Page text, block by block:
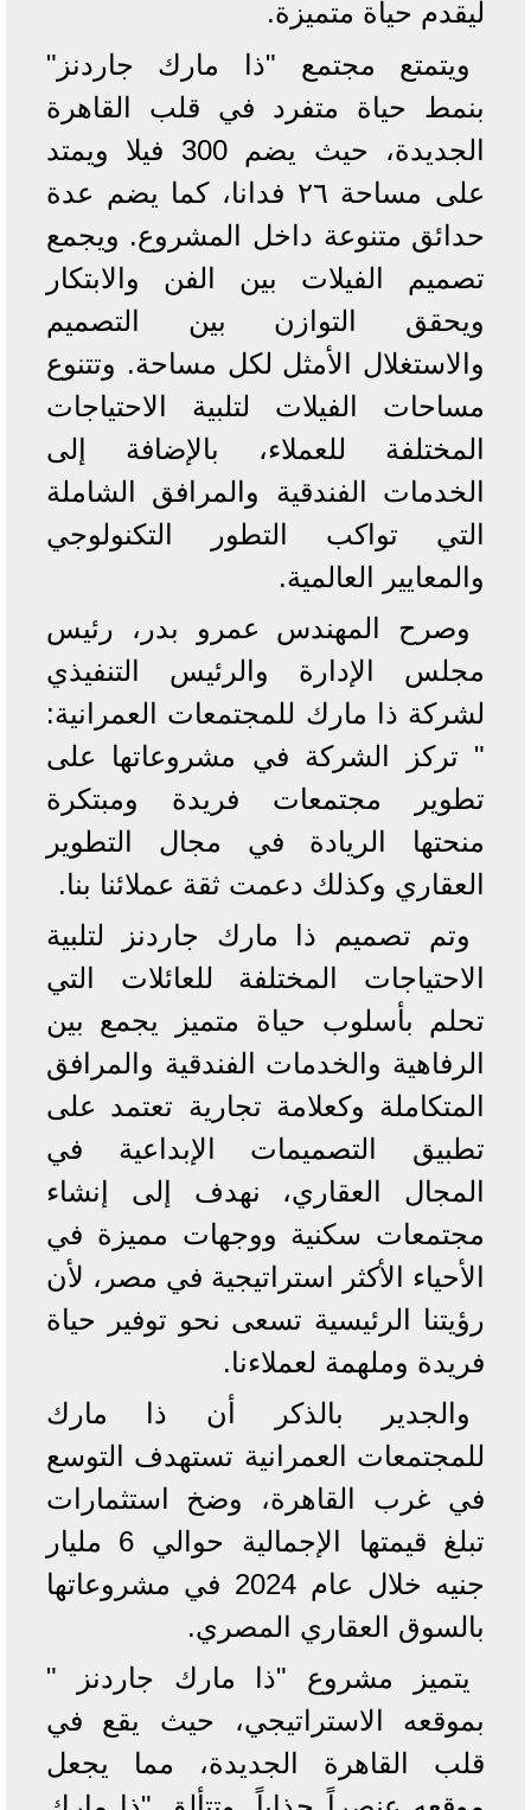
ليقدم حياة متميزة.
ويتمتع مجتمع "ذا مارك جاردنز"
بنمط حياة متفرد في قلب القاهرة
الجديدة، حيث يضم 300 فيلا ويمتد
على مساحة ٢٦ فدانا، كما يضم عدة
حدائق متنوعة داخل المشروع. ويجمع
تصميم الفيلات بين الفن والابتكار
ويحقق التوازن بين التصميم
والاستغلال الأمثل لكل مساحة. وتتنوع
مساحات الفيلات لتلبية الاحتياجات
المختلفة للعملاء، بالإضافة إلى
الخدمات الفندقية والمرافق الشاملة
التي تواكب التطور التكنولوجي
والمعايير العالمية.
وصرح المهندس عمرو بدر، رئيس
مجلس الإدارة والرئيس التنفيذي
لشركة ذا مارك للمجتمعات العمرانية:
" تركز الشركة في مشروعاتها على
تطوير مجتمعات فريدة ومبتكرة
منحتها الريادة في مجال التطوير
العقاري وكذلك دعمت ثقة عملائنا بنا.
وتم تصميم ذا مارك جاردنز لتلبية
الاحتياجات المختلفة للعائلات التي
تحلم بأسلوب حياة متميز يجمع بين
الرفاهية والخدمات الفندقية والمرافق
المتكاملة وكعلامة تجارية تعتمد على
تطبيق التصميمات الإبداعية في
المجال العقاري، نهدف إلى إنشاء
مجتمعات سكنية ووجهات مميزة في
الأحياء الأكثر استراتيجية في مصر، لأن
رؤيتنا الرئيسية تسعى نحو توفير حياة
فريدة وملهمة لعملاءنا.
والجدير بالذكر أن ذا مارك
للمجتمعات العمرانية تستهدف التوسع
في غرب القاهرة، وضخ استثمارات
تبلغ قيمتها الإجمالية حوالي 6 مليار
جنيه خلال عام 2024 في مشروعاتها
بالسوق العقاري المصري.
يتميز مشروع "ذا مارك جاردنز "
بموقعه الاستراتيجي، حيث يقع في
قلب القاهرة الجديدة، مما يجعل